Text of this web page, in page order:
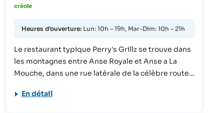
créole
Heures d'ouverture: Lun: 10h – 19h, Mar-Dim: 10h – 21h
Le restaurant typique Perry's Grillz se trouve dans
les montagnes entre Anse Royale et Anse a La
Mouche, dans une rue latérale de la célèbre route
tropicales à feuilles persistantes. On y propose
En détail